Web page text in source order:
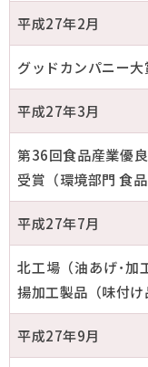
平成27年2月
グッドカンパニー
平成27年3月
第36回食品産業優
受賞（環境部門 食
平成27年7月
北工場（油あげ･加
揚加工製品（味付け
平成27年9月